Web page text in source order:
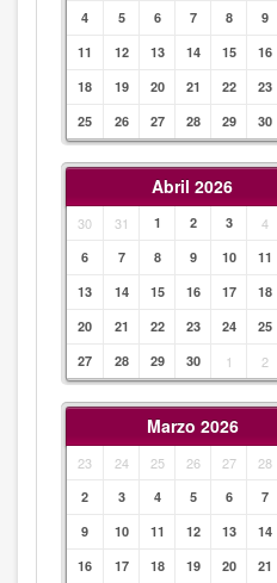
4
5 6 7 8 9
11
12 13 14 15 16
18
19 20 21 22 23
25
26 27 28 29 30
Abril 2026
30 31 1 2 3 4
6
7 8 9 10 11
13
14 15 16 17 18
20
21 22 23 24 25
27
28 29 30 1 2
Marzo 2026
23 24 25 26 27 28
2
3 4 5 6 7
9
10 11 12 13 14
16
17 18 19 20 21